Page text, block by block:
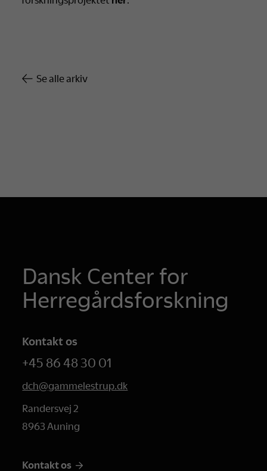
Se alle arkiv
Dansk Center for
Herregårdsforskning
Kontakt os
+45 86 48 30 01
dch@gammelestrup.dk
Randersvej 2
8963 Auning
Kontakt os